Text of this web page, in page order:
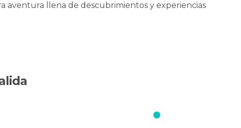
aventura llena de descubrimientos y experiencias